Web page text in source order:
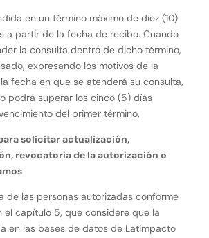
en un término máximo de diez (10)
a partir de la fecha de recibo. Cuando
la consulta dentro de dicho término,
expresando los motivos de la
fecha en que se atenderá su consulta,
podrá superar los cinco (5) días
del primer término.
solicitar actualización,
revocatoria de la autorización o
de las personas autorizadas conforme
el capítulo 5, que considere que la
en las bases de datos de Latimpacto